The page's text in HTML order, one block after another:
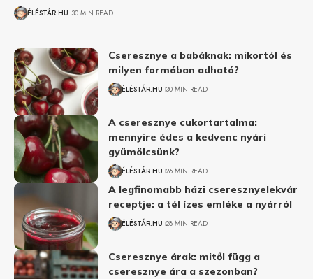
ÉLÉSTÁR.HU 30 MIN READ
Cseresznye a babáknak: mikortól és
milyen formában adható?
ÉLÉSTÁR.HU 30 MIN READ
A cseresznye cukortartalma:
mennyire édes a kedvenc nyári
gyümölcsünk?
ÉLÉSTÁR.HU 26 MIN READ
A legfinomabb házi cseresznyelekvár
receptje: a tél ízes emléke a nyárról
ÉLÉSTÁR.HU 28 MIN READ
Cseresznye árak: mitől függ a
cseresznye ára a szezonban?